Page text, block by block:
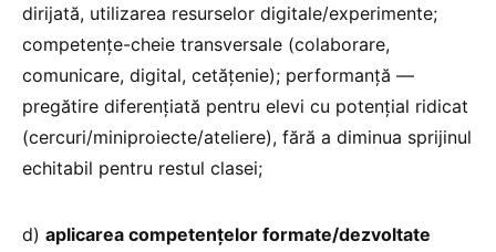
dirijată, utilizarea resurselor digitale/experimente;
competențe-cheie transversale (colaborare,
comunicare, digital, cetățenie); performanță —
pregătire diferențiată pentru elevi cu potențial ridicat
(cercuri/miniproiecte/ateliere), fără a diminua sprijinul
echitabil pentru restul clasei;
d) aplicarea competențelor formate/dezvoltate